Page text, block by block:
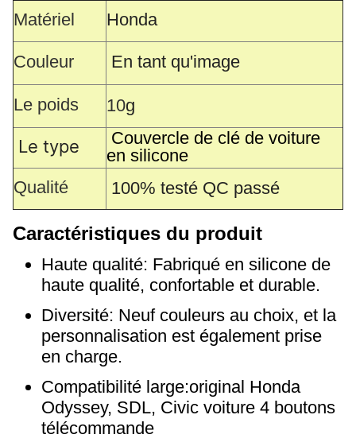
Matériel Honda
Couleur En tant qu'image
Le poids 10g
Le type
Couvercle de clé de voiture
en silicone
Qualité
100% testé QC passé
Caractéristiques du produit
Haute qualité: Fabriqué en silicone de
haute qualité, confortable et durable.
Diversité: Neuf couleurs au choix, et la
personnalisation est également prise
en charge.
Compatibilité large:original Honda
Odyssey, SDL, Civic voiture 4 boutons
télécommande